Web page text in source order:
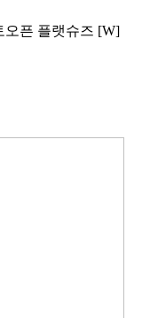
오픈 플랫슈즈 [W]